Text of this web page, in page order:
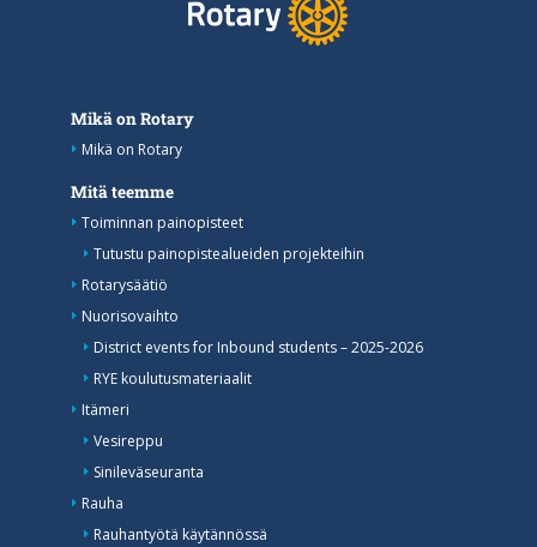
Mikä on Rotary
Mikä on Rotary
Mitä teemme
Toiminnan painopisteet
Tutustu painopistealueiden projekteihin
Rotarysäätiö
Nuorisovaihto
District events for Inbound students – 2025-2026
RYE koulutusmateriaalit
Itämeri
Vesireppu
Sinileväseuranta
Rauha
Rauhantyötä käytännössä